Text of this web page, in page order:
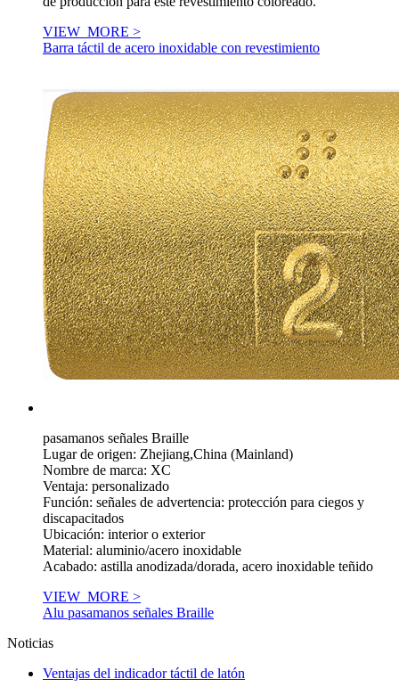
VIEW_MORE >
Barra táctil de acero inoxidable con revestimiento
pasamanos señales Braille
Lugar de origen: Zhejiang,China (Mainland)
Nombre de marca: XC
Ventaja: personalizado
Función: señales de advertencia: protección para ciegos y
discapacitados
Ubicación: interior o exterior
Material: aluminio/acero inoxidable
Acabado: astilla anodizada/dorada, acero inoxidable teñido
VIEW_MORE >
Alu pasamanos señales Braille
Noticias
Ventajas del indicador táctil de latón